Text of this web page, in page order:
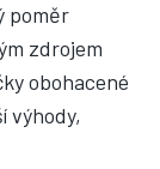
poměr
zdrojem
obohacené
výhody,